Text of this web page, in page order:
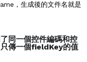
，生成後的文件名就是
同一個控件編碼和控
傳一個fieldKey的值